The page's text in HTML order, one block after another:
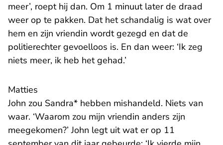
meer’, roept hij dan. Om 1 minuut later de draad
weer op te pakken. Dat het schandalig is wat over
hem en zijn vriendin wordt gezegd en dat de
politierechter gevoelloos is. En dan weer: ‘Ik zeg
niets meer, ik heb het gehad.’
Matties
John zou Sandra* hebben mishandeld. Niets van
waar. ‘Waarom zou mijn vriendin anders zijn
meegekomen?’ John legt uit wat er op 11